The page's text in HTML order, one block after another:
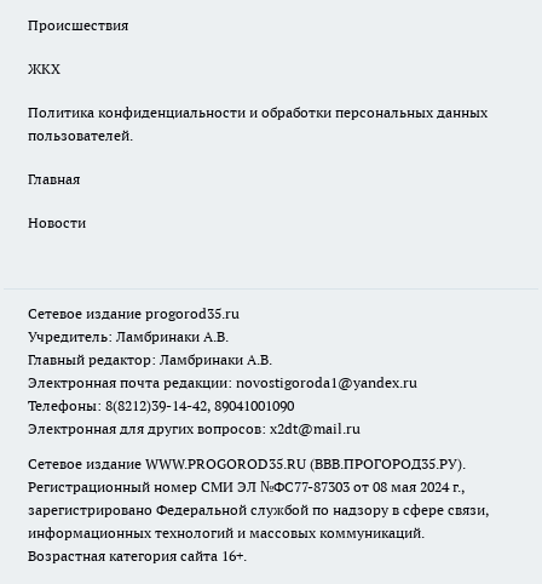
Происшествия
ЖКХ
Политика конфиденциальности и обработки персональных данных
пользователей.
Главная
Новости
Сетевое издание progorod35.ru
Учредитель: Ламбринаки А.В.
Главный редактор: Ламбринаки А.В.
Электронная почта редакции: novostigoroda1@yandex.ru
Телефоны: 8(8212)39-14-42, 89041001090
Электронная для других вопросов: x2dt@mail.ru
Сетевое издание WWW.PROGOROD35.RU (ВВВ.ПРОГОРОД35.РУ).
Регистрационный номер СМИ ЭЛ №ФС77-87303 от 08 мая 2024 г.,
зарегистрировано Федеральной службой по надзору в сфере связи,
информационных технологий и массовых коммуникаций.
Возрастная категория сайта 16+.